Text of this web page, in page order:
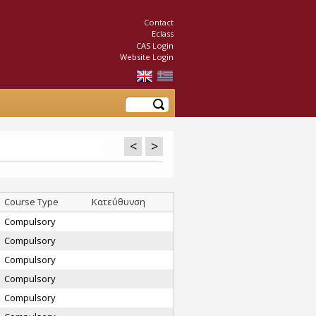
Contact
Eclass
CAS Login
Website Login
Search
< >
Course Type
Κατεύθυνση
Compulsory
Compulsory
Compulsory
Compulsory
Compulsory